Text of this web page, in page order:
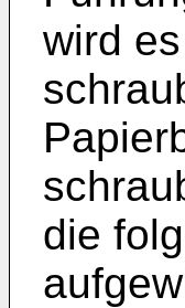
wird
die